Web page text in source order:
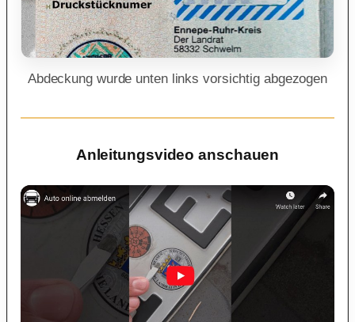
Abdeckung wurde unten links vorsichtig abgezogen
Anleitungsvideo anschauen